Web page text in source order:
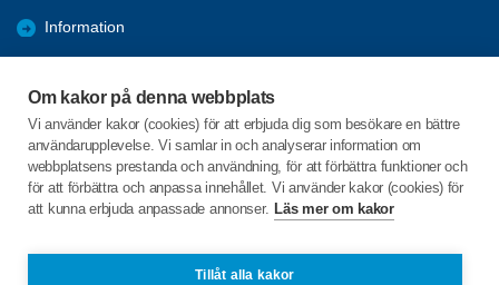
Om kakor på denna webbplats
Vi använder kakor (cookies) för att erbjuda dig som besökare en bättre
användarupplevelse. Vi samlar in och analyserar information om
webbplatsens prestanda och användning, för att förbättra funktioner och
för att förbättra och anpassa innehållet. Vi använder kakor (cookies) för
att kunna erbjuda anpassade annonser. Läs mer om kakor
Tillåt alla kakor
Information
Bilder och reportage
C/o:Arianne Buhr